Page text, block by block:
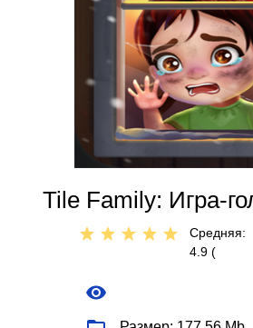
Tile Family: Игра-
Средняя:
4.9 (